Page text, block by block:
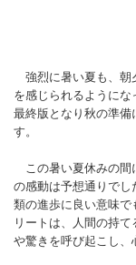
強烈に暑い夏も、朝
を感じられるようにな
最終版となり秋の準備
す。
この暑い夏休みの間
の感動は予想通りでし
類の進歩に良い意味で
リートは、人間の持
や驚きを呼び起こし、